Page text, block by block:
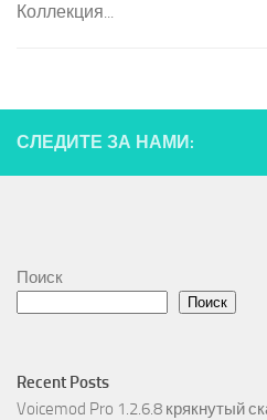
Коллекция...
СЛЕДИТЕ ЗА НАМИ:
Поиск
Поиск
Recent Posts
Voicemod Pro 1.2.6.8 крякнутый